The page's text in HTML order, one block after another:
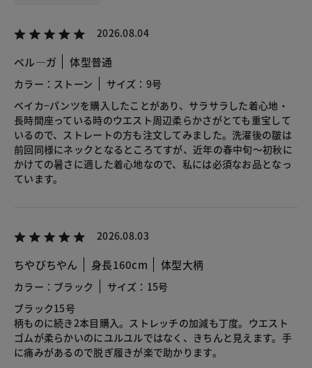
2026.08.04
ベル―ガ 体型普通
カラー：ストーン
サイズ：9号
ベイカ−パンツを購入したことがあり、サラサラした着心地・
長時間座っている時のウエスト周辺柔らかさがとても重宝して
いるので、ストレートの方も注文してみました。洗濯後の皺は
前回同様にネックとなるところてすが、近年の春中旬〜初秋に
かけての暑さに適した着心地なので、私には必須なお品となっ
ています。
2026.08.03
ちやびちやん 身長160cm 体型大柄
カラー：ブラック
サイズ：15号
ブラック15号
柄ものに続き2本目購入。ストレッチの加減も丁度。ウエスト
ゴムが柔らかいのにユルユルではなく、きちんと見えます。手
に痛みがあるので脱ぎ履きが楽で助かります。